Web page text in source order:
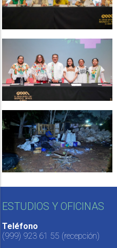
ESTUDIOS Y OFICINAS
Teléfono
(999) 923 61 55 (recepción)